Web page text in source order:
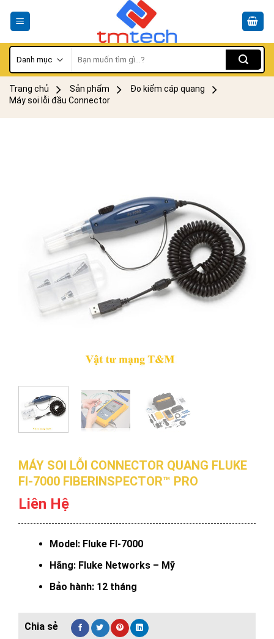
kiếm:
Trang chủ Sản phẩm
Đo kiểm cáp quang
Máy soi lỗi đầu Connector
MÁY SOI LỖI CONNECTOR QUANG FLUKE
FI-7000 FIBERINSPECTOR™ PRO
Liên Hệ
Model: Fluke FI-7000
Hãng: Fluke Networks – Mỹ
Bảo hành: 12 tháng